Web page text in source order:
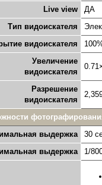
Live view
ДА
Тип видоискателя
видоискателя
Увеличение
видоискателя
Разрешение
видоискателя
выдержка
30
выдержка
1/